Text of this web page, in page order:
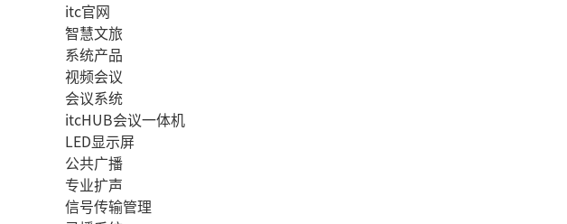
itc官网
智慧文旅
系统产品
视频会议
会议系统
itcHUB会议一体机
LED显示屏
公共广播
专业扩声
信号传输管理